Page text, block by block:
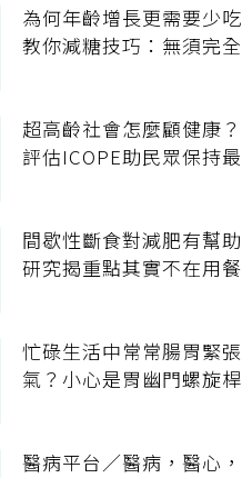
為何年齡增長更需要少
教你減糖技巧：無須完
超高齡社會怎麼顧健康
評估ICOPE助民眾保持
間歇性斷食對減肥有幫
研究揭重點其實不在用
忙碌生活中常常腸胃緊
氣？小心是胃幽門螺旋
醫病平台／醫病，醫心